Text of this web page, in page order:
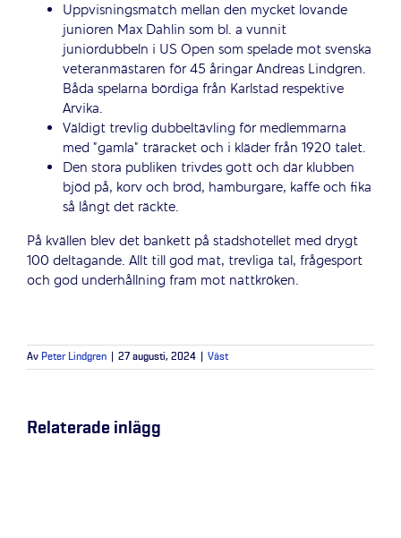
Uppvisningsmatch mellan den mycket lovande
junioren Max Dahlin som bl. a vunnit
juniordubbeln i US Open som spelade mot svenska
veteranmästaren för 45 åringar Andreas Lindgren.
Båda spelarna bördiga från Karlstad respektive
Arvika.
Väldigt trevlig dubbeltävling för medlemmarna
med ”gamla” träracket och i kläder från 1920 talet.
Den stora publiken trivdes gott och där klubben
bjöd på, korv och bröd, hamburgare, kaffe och fika
så långt det räckte.
På kvällen blev det bankett på stadshotellet med drygt
100 deltagande. Allt till god mat, trevliga tal, frågesport
och god underhållning fram mot nattkröken.
Av Peter Lindgren 27 augusti, 2024 Väst
Relaterade inlägg